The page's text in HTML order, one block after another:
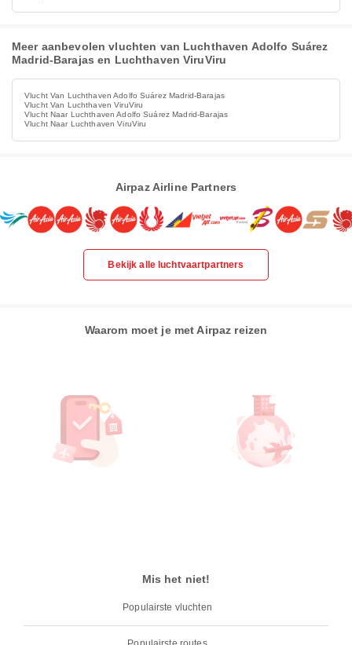
Meer aanbevolen vluchten van Luchthaven Adolfo Suárez
Madrid-Barajas en Luchthaven ViruViru
Vlucht Van Luchthaven Adolfo Suárez Madrid-Barajas
Vlucht Van Luchthaven ViruViru
Vlucht Naar Luchthaven Adolfo Suárez Madrid-Barajas
Vlucht Naar Luchthaven ViruViru
Airpaz Airline Partners
Bekijk alle luchtvaartpartners
Waarom moet je met Airpaz reizen
Mis het niet!
Populairste vluchten